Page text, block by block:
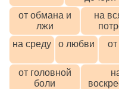
от обмана и
лжи
на
на среду о любви
от головной
боли